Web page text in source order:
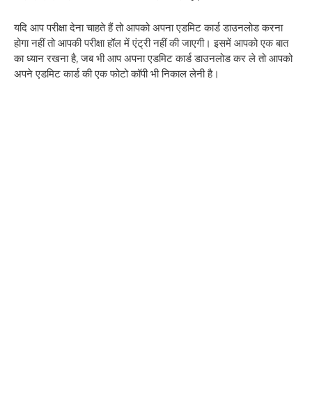
यदि आप परीक्षा देना चाहते हैं तो आपको अपना एडमिट कार्ड डाउनलोड करना
होगा नहीं तो आपकी परीक्षा हॉल में एंट्री नहीं की जाएगी। इसमें आपको एक बात
का ध्यान रखना है, जब भी आप अपना एडमिट कार्ड डाउनलोड कर ले तो आपको
अपने एडमिट कार्ड की एक फोटो कॉपी भी निकाल लेनी है।